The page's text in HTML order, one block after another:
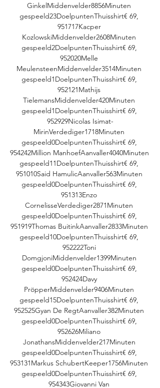
GinkelMiddenvelder8856Minuten
gespeeld23DoelpuntenThuisshirt€ 69,
951717Kacper
KozlowskiMiddenvelder2608Minuten
gespeeld2DoelpuntenThuisshirt€ 69,
952020Melle
MeulensteenMiddenvelder3514Minuten
gespeeld1DoelpuntenThuisshirt€ 69,
952121Mathijs
TielemansMiddenvelder420Minuten
gespeeld1DoelpuntenThuisshirt€ 69,
952929Nicolas Isimat-
MirinVerdediger1718Minuten
gespeeld0DoelpuntenThuisshirt€ 69,
954242Million ManhoefAanvaller4040Minuten
gespeeld11DoelpuntenThuisshirt€ 69,
951010Said HamulicAanvaller563Minuten
gespeeld0DoelpuntenThuisshirt€ 69,
951313Enzo
CornelisseVerdediger2871Minuten
gespeeld0DoelpuntenThuisshirt€ 69,
951919Thomas BuitinkAanvaller2833Minuten
gespeeld10DoelpuntenThuisshirt€ 69,
952222Toni
DomgjoniMiddenvelder1399Minuten
gespeeld0DoelpuntenThuisshirt€ 69,
952424Davy
PröpperMiddenvelder9406Minuten
gespeeld15DoelpuntenThuisshirt€ 69,
952525Gyan De RegtAanvaller382Minuten
gespeeld0DoelpuntenThuisshirt€ 69,
952626Miliano
JonathansMiddenvelder217Minuten
gespeeld0DoelpuntenThuisshirt€ 69,
953131Markus SchubertKeeper1756Minuten
gespeeld0DoelpuntenThuisshirt€ 69,
954343Giovanni Van